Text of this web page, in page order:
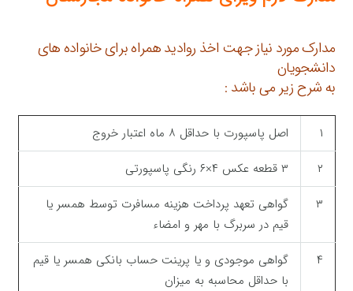
مدارک مورد نیاز جهت اخذ روادید همراه برای خانواده های
دانشجویان
به شرح زیر می باشد :
۱
اصل پاسپورت با حداقل ۸ ماه اعتبار خروج
۲
۳ قطعه عکس ۴×۶ رنگی پاسپورتی
۳
گواهی تعهد پرداخت هزینه مسافرت توسط همسر یا
قیم در سربرگ با مهر و امضاء
۴
گواهی موجودی و یا پرینت حساب بانکی همسر یا قیم
با حداقل محاسبه به میزان